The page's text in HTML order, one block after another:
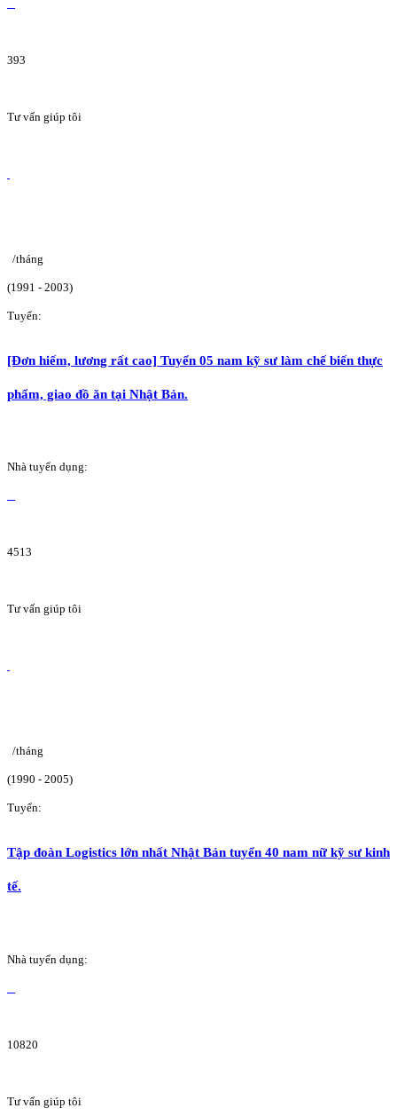
393
Tư vấn giúp tôi
/tháng
(1991 - 2003)
Tuyển:
[Đơn hiếm, lương rất cao] Tuyển 05 nam kỹ sư làm chế biến thực
phẩm, giao đồ ăn tại Nhật Bản.
Nhà tuyển dụng:
4513
Tư vấn giúp tôi
/tháng
(1990 - 2005)
Tuyển:
Tập đoàn Logistics lớn nhất Nhật Bản tuyển 40 nam nữ kỹ sư kinh
tế.
Nhà tuyển dụng:
10820
Tư vấn giúp tôi